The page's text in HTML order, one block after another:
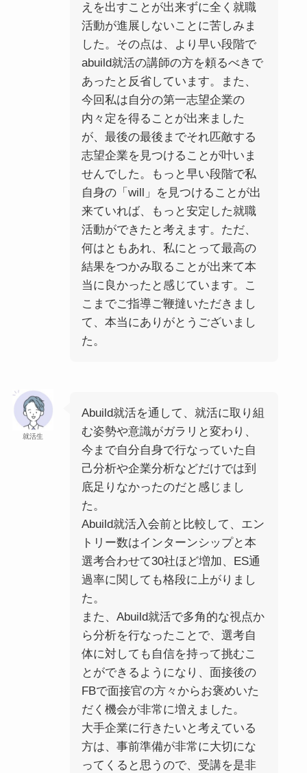
えを出すことが出来ずに全く就職
活動が進展しないことに苦しみま
した。その点は、より早い段階で
abuild就活の講師の方を頼るべきで
あったと反省しています。また、
今回私は自分の第一志望企業の
内々定を得ることが出来ました
が、最後の最後までそれ匹敵する
志望企業を見つけることが叶いま
せんでした。もっと早い段階で私
自身の「will」を見つけることが出
来ていれば、もっと安定した就職
活動ができたと考えます。ただ、
何はともあれ、私にとって最高の
結果をつかみ取ることが出来て本
当に良かったと感じています。こ
こまでご指導ご鞭撻いただきまし
て、本当にありがとうございまし
た。
就活生
Abuild就活を通して、就活に取り組
む姿勢や意識がガラリと変わり、
今まで自分自身で行なっていた自
己分析や企業分析などだけでは到
底足りなかったのだと感じまし
た。
Abuild就活入会前と比較して、エン
トリー数はインターンシップと本
選考合わせて30社ほど増加、ES通
過率に関しても格段に上がりまし
た。
また、Abuild就活で多角的な視点か
ら分析を行なったことで、選考自
体に対しても自信を持って挑むこ
とができるようになり、面接後の
FBで面接官の方々からお褒めいた
だく機会が非常に増えました。
大手企業に行きたいと考えている
方は、事前準備が非常に大切にな
ってくると思うので、受講を是非